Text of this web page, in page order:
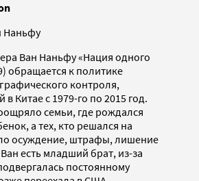
Наньфу
Ван Наньфу «Нация одного
обращается к политике
контроля,
в Китае с 1979-го по 2015 год.
семьи, где рождался
а тех, кто решался на
осуждение, штрафы, лишение
есть младший брат, из-за
постоянному